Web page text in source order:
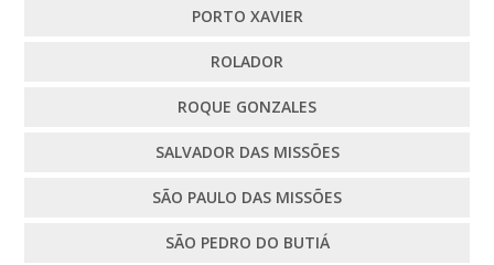
PORTO XAVIER
ROLADOR
ROQUE GONZALES
SALVADOR DAS MISSÕES
SÃO PAULO DAS MISSÕES
SÃO PEDRO DO BUTIÁ